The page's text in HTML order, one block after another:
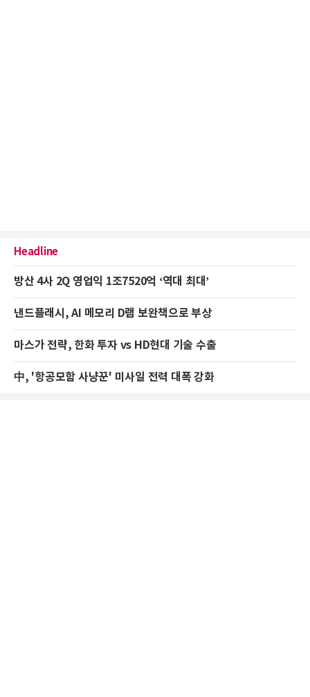
Headline
방산 4사 2Q 영업익 1조7520억 ‘역대 최대’
낸드플래시, AI 메모리 D램 보완책으로 부상
마스가 전략, 한화 투자 vs HD현대 기술 수출
中, '항공모함 사냥꾼' 미사일 전력 대폭 강화